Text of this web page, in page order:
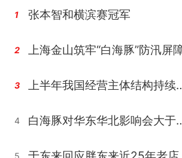
1 张本智和横滨赛冠军
2 上海金山筑牢“白海豚”防汛屏
3 上半年我国经
4 白海豚对华东